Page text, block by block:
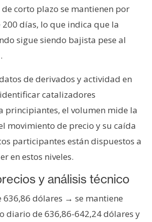
corto plazo se mantienen por
días, lo que indica que la
sigue siendo bajista pese al
de derivados y actividad en
catalizadores
principiantes, el volumen mide la
movimiento de precio y su caída
participantes están dispuestos a
en estos niveles.
y análisis técnico
636,86 dólares → se mantiene
diario de 636,86-642,24 dólares y